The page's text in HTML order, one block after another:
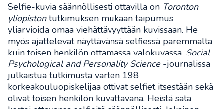
Selfie-kuvia säännöllisesti ottavilla on Toronton
yliopistontutkimuksen mukaan taipumus
yliarvioida omaa viehättävyyttään kuvissaan. He
myös ajattelevat näyttävänsä selfiessä paremmalta
kuin toisen henkilön ottamassa valokuvassa. Social
Psychological and Personality Science-journalissa
julkaistua tutkimusta varten 198
korkeakouluopiskelijaa ottivat selfiet itsestään sekä
olivat toisen henkilön kuvattavana. Heistä sata